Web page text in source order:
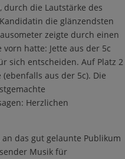
durch die Lautstärke des
die glänzendsten
zeigte durch einen
hatte: Jette aus der 5c
sich entscheiden. Auf Platz 2
aus der 5c). Die
Herzlichen
das gut gelaunte Publikum
Musik für